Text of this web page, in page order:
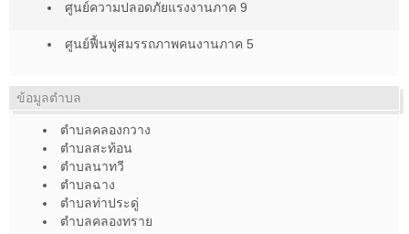
ศูนย์ความปลอดภัยแรงงานภาค 9
ศูนย์ฟื้นฟูสมรรถภาพคนงานภาค 5
ข้อมูลตำบล
ตำบลคลองกวาง
ตำบลสะท้อน
ตำบลนาทวี
ตำบลฉาง
ตำบลท่าประดู่
ตำบลคลองทราย